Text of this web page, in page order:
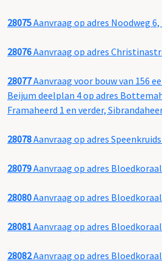
28075Aanvraag op adres Noodweg 6,
28076Aanvraag op adres
28077Aanvraag voor bouw van 156
Beijum deelplan 4 op adres
Framaheerd 1 en verder,
28078Aanvraag op adres
28079Aanvraag op adres
28080Aanvraag op adres
28081Aanvraag op adres
28082Aanvraag op adres